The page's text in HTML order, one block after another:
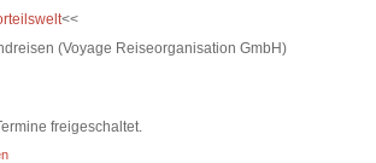
<<
(Voyage Reiseorganisation GmbH)
freigeschaltet.